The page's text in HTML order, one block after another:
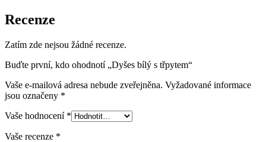
Recenze
Zatím zde nejsou žádné recenze.
Buďte první, kdo ohodnotí „Dyšes bílý s třpytem“
Vaše e-mailová adresa nebude zveřejněna. Vyžadované informace
jsou označeny *
Vaše hodnocení *
Vaše recenze *